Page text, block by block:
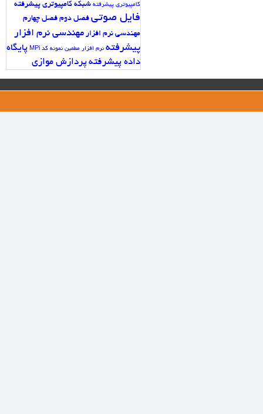
کامپیوتری پیشرفته شبکه کامپیوتری پیشرفته
فایل صوتی فصل دوم فصل چهارم
مهندسی نرم افزار مهندسی نرم افزار
پیشرفته نرم افزار مطمین نمونه کد MPi
پایگاه
داده پیشرفتهپردازش موازی